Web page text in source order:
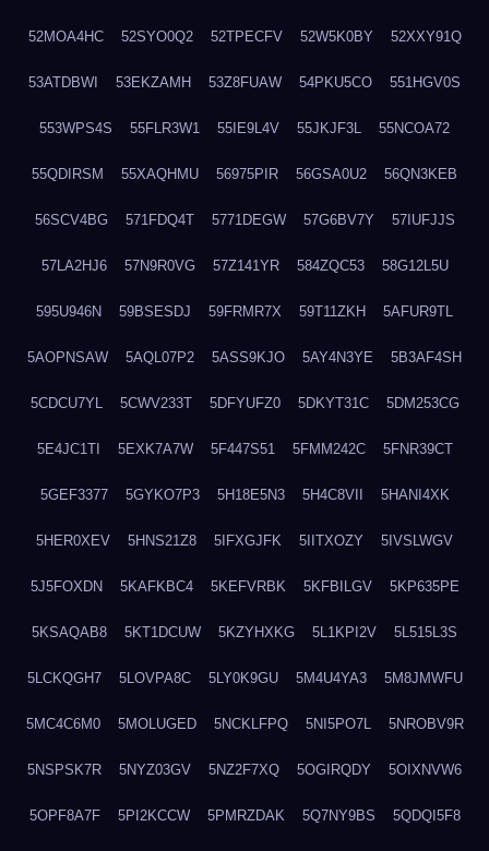
52MOA4HC 52SYO0Q2 52TPECFV 52W5K0BY 52XXY91Q
53ATDBWI 53EKZAMH 53Z8FUAW 54PKU5CO 551HGV0S
553WPS4S 55FLR3W1 55IE9L4V 55JKJF3L 55NCOA72
55QDIRSM 55XAQHMU 56975PIR 56GSA0U2 56QN3KEB
56SCV4BG 571FDQ4T 5771DEGW 57G6BV7Y 57IUFJJS
57LA2HJ6 57N9R0VG 57Z141YR 584ZQC53 58G12L5U
595U946N 59BSESDJ 59FRMR7X 59T11ZKH 5AFUR9TL
5AOPNSAW 5AQL07P2 5ASS9KJO 5AY4N3YE 5B3AF4SH
5CDCU7YL 5CWV233T 5DFYUFZ0 5DKYT31C 5DM253CG
5E4JC1TI 5EXK7A7W 5F447S51 5FMM242C 5FNR39CT
5GEF3377 5GYKO7P3 5H18E5N3 5H4C8VII 5HANI4XK
5HER0XEV 5HNS21Z8 5IFXGJFK 5IITXOZY 5IVSLWGV
5J5FOXDN 5KAFKBC4 5KEFVRBK 5KFBILGV 5KP635PE
5KSAQAB8 5KT1DCUW 5KZYHXKG 5L1KPI2V 5L515L3S
5LCKQGH7 5LOVPA8C 5LY0K9GU 5M4U4YA3 5M8JMWFU
5MC4C6M0 5MOLUGED 5NCKLFPQ 5NI5PO7L 5NROBV9R
5NSPSK7R 5NYZ03GV 5NZ2F7XQ 5OGIRQDY 5OIXNVW6
5OPF8A7F 5PI2KCCW 5PMRZDAK 5Q7NY9BS 5QDQI5F8